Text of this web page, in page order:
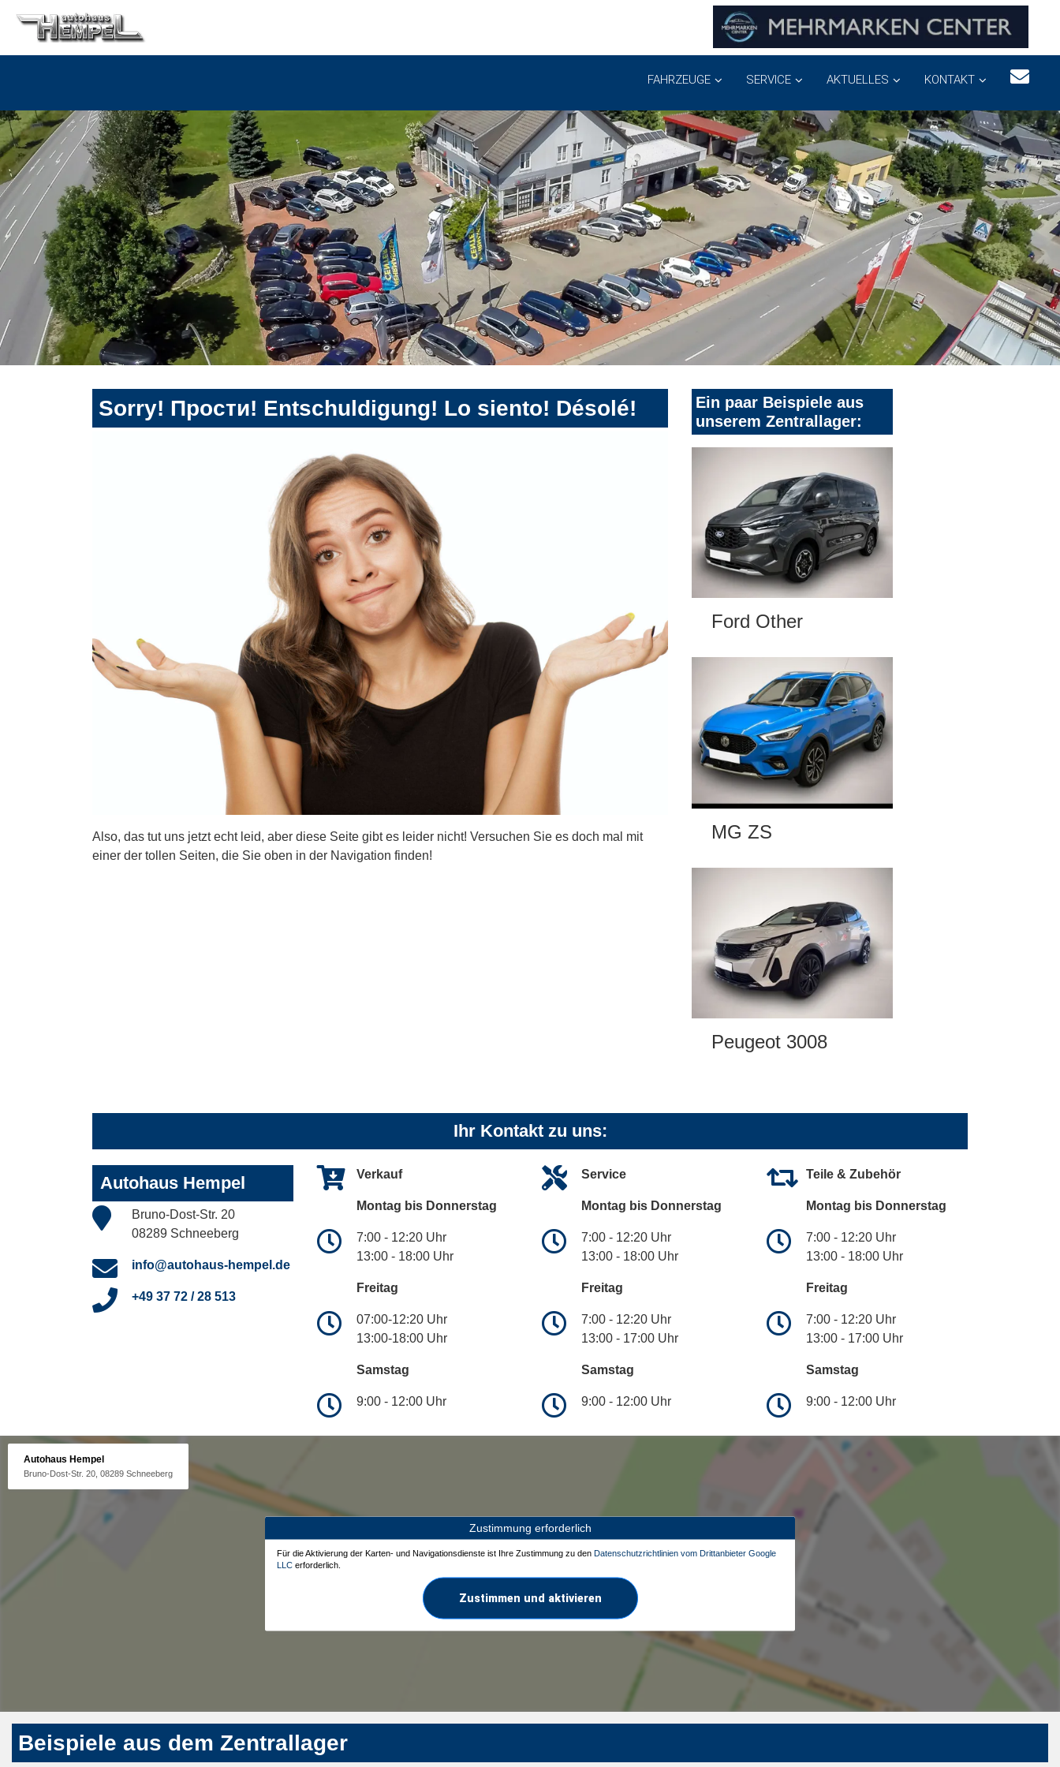
FAHRZEUGE SERVICE AKTUELLES KONTAKT
Sorry! Прости! Entschuldigung! Lo siento! Désolé!
Also, das tut uns jetzt echt leid, aber diese Seite gibt es leider nicht! Versuchen Sie es doch mal mit
einer der tollen Seiten, die Sie oben in der Navigation finden!
Ein paar Beispiele aus
unserem Zentrallager:
Ford Other
MG ZS
Peugeot 3008
Ihr Kontakt zu uns:
Autohaus Hempel
Bruno-Dost-Str. 20
08289 Schneeberg
info@autohaus-hempel.de
+49 37 72 / 28 513
Verkauf
Montag bis Donnerstag
7:00 - 12:20 Uhr
13:00 - 18:00 Uhr
Freitag
07:00-12:20 Uhr
13:00-18:00 Uhr
Samstag
9:00 - 12:00 Uhr
Service
Montag bis Donnerstag
7:00 - 12:20 Uhr
13:00 - 18:00 Uhr
Freitag
7:00 - 12:20 Uhr
13:00 - 17:00 Uhr
Samstag
9:00 - 12:00 Uhr
Teile & Zubehör
Montag bis Donnerstag
7:00 - 12:20 Uhr
13:00 - 18:00 Uhr
Freitag
7:00 - 12:20 Uhr
13:00 - 17:00 Uhr
Samstag
9:00 - 12:00 Uhr
Autohaus Hempel
Bruno-Dost-Str. 20, 08289 Schneeberg
Zustimmung erforderlich
Für die Aktivierung der Karten- und Navigationsdienste ist Ihre Zustimmung zu den Datenschutzrichtlinien vom Drittanbieter Google
LLC erforderlich.
Zustimmen und aktivieren
Beispiele aus dem Zentrallager